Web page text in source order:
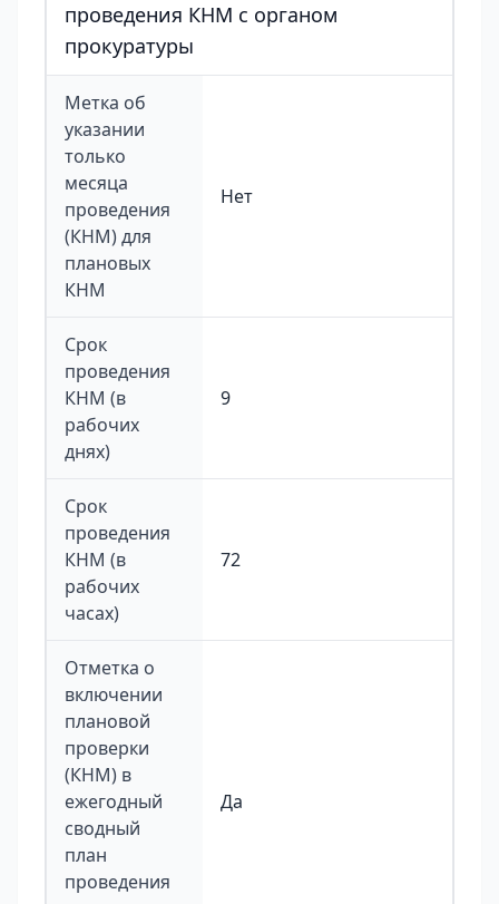
проведения КНМ с органом
прокуратуры
Метка об
указании
только
месяца
проведения
(КНМ) для
плановых
КНМ
Нет
Срок
проведения
КНМ (в
рабочих
днях)
9
Срок
проведения
КНМ (в
рабочих
часах)
72
Отметка о
включении
плановой
проверки
(КНМ) в
ежегодный
сводный
план
проведения
Да